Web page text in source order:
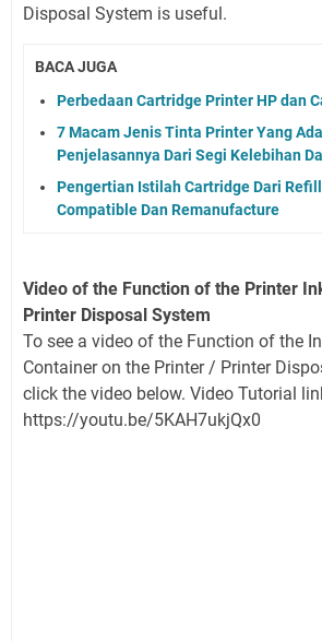
Disposal System is useful.
BACA JUGA
Perbedaan Cartridge Printer HP dan
7 Macam Jenis Tinta Printer Yang
Penjelasannya Dari Segi Kelebihan
Pengertian Istilah Cartridge Dari
Compatible Dan Remanufacture
Video of the Function of the Printer
Printer Disposal System
To see a video of the Function of the
Container on the Printer / Printer
click the video below. Video Tutorial
https://youtu.be/5KAH7ukjQx0